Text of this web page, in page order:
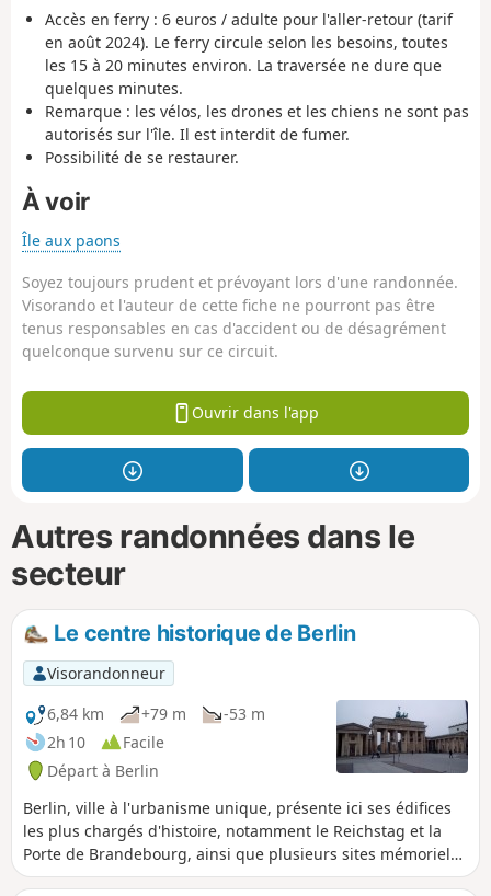
Accès en ferry : 6 euros / adulte pour l'aller-retour (tarif
en août 2024). Le ferry circule selon les besoins, toutes
les 15 à 20 minutes environ. La traversée ne dure que
quelques minutes.
Remarque : les vélos, les drones et les chiens ne sont pas
autorisés sur l'île. Il est interdit de fumer.
Possibilité de se restaurer.
À voir
Île aux paons
Soyez toujours prudent et prévoyant lors d'une randonnée.
Visorando et l'auteur de cette fiche ne pourront pas être
tenus responsables en cas d'accident ou de désagrément
quelconque survenu sur ce circuit.
Ouvrir dans l'app
Autres randonnées dans le
secteur
Le centre historique de Berlin
Visorandonneur
6,84 km
+79 m
-53 m
2h 10
Facile
Départ à Berlin
Berlin, ville à l'urbanisme unique, présente ici ses édifices
les plus chargés d'histoire, notamment le Reichstag et la
Porte de Brandebourg, ainsi que plusieurs sites mémoriels.
La gare centrale, au départ, et l'Alexander Platz, à l'arrivée,